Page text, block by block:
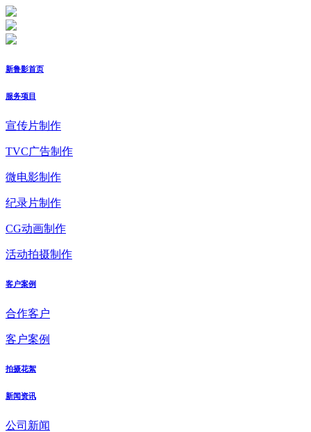
新鲁影首页
服务项目
宣传片制作
TVC广告制作
微电影制作
纪录片制作
CG动画制作
活动拍摄制作
客户案例
合作客户
客户案例
拍摄花絮
新闻资讯
公司新闻